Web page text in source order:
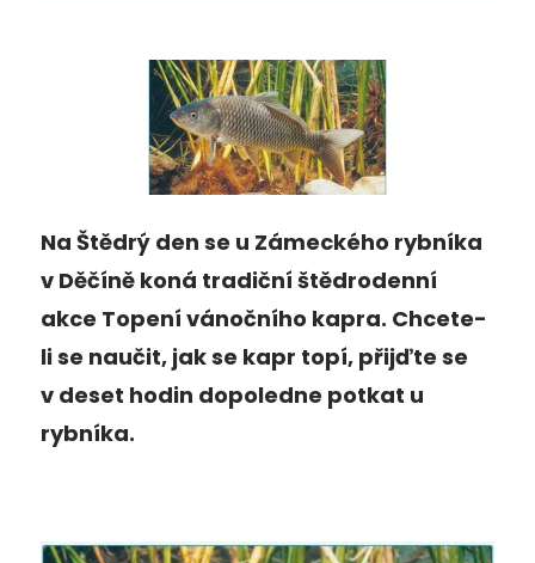
Na Štědrý den se u Zámeckého rybníka
v Děčíně koná tradiční štědrodenní
akce Topení vánočního kapra. Chcete-
li se naučit, jak se kapr topí, přijďte se
v deset hodin dopoledne potkat u
rybníka.